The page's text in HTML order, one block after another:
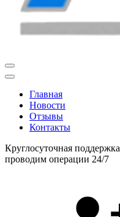
Главная
Новости
Отзывы
Контакты
Круглосуточная поддержка
проводим операции 24/7